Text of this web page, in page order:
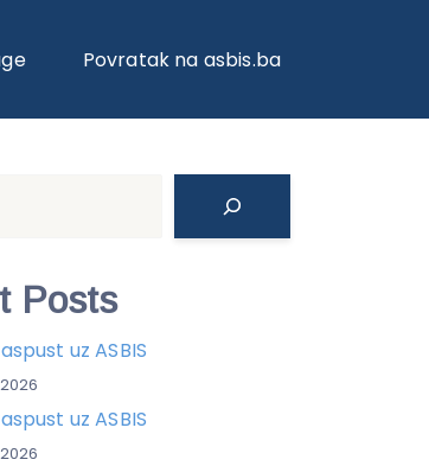
Povratak na asbis.ba
VIDEO I SARADNJU
Posts
uz ASBIS
uz ASBIS